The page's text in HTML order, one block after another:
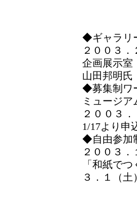
◆ギャラリ
２００３
企画展示室
山田邦明
◆募集制ワ
ミュージ
２００
1/17より申
◆自由参加
２００３
「和紙で
３．１（